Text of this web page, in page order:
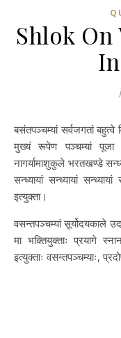
Shlok On
बसंतपञ्चम्यां सर्वजगतां बहुत्वे विद्यमाना, वसन्तस्य प्रारंभे आस्ते। भारते बसंतरितौ
मुख्यं रूपेण पञ्चम्यां पूजा
नागर्यामाशुकुले भरतखण्डे
सन्ध्यायां सन्ध्यायां
इत्युक्ता।
वसन्तपञ्चम्यां सूर्योदयकाले
मा भक्तियुक्ताः प्रयागे
इत्युक्ताः वसन्तपञ्चम्याः,